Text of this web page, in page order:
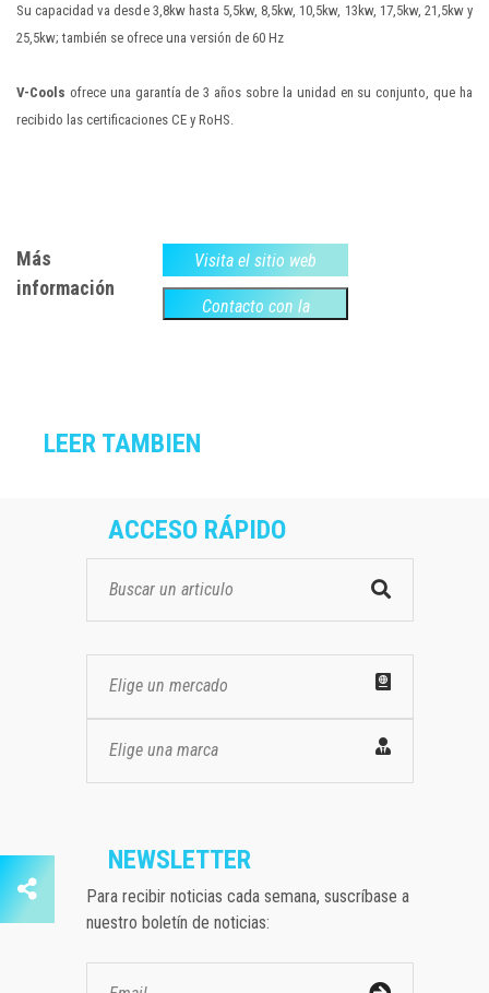
Su capacidad va desde 3,8kw hasta 5,5kw, 8,5kw, 10,5kw, 13kw, 17,5kw, 21,5kw y
25,5kw; también se ofrece una versión de 60 Hz
V-Cools ofrece una garantía de 3 años sobre la unidad en su conjunto, que ha
recibido las certificaciones CE y RoHS.
Más
información
Visita el sitio web
Contacto con la
LEER TAMBIEN
ACCESO RÁPIDO
Elige un mercado
Elige una marca
NEWSLETTER
Para recibir noticias cada semana, suscríbase a
nuestro boletín de noticias: